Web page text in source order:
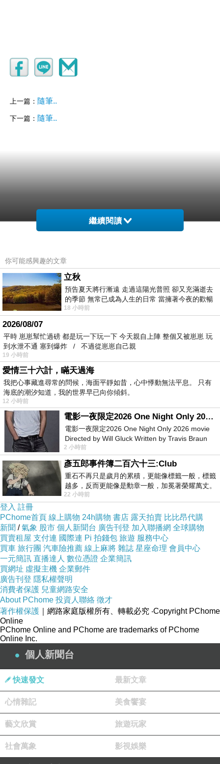
上一篇： 隨筆..
下一篇： 隨筆..
繼續閱讀
你可能感興趣的文章
立秋
預告夏天將行漸遠 走過這陽光普照 卻又充滿逝去
的季節 無常已成為人生的日常 當擁著今夜的歡暢
舒心 轉眼驟成昨日 而明晨 太陽
18 小時前
2026/08/07
平時 崽崽幫忙過磅 都是玩一下玩一下 今天親自上陣 整個又被崽崽 玩
到水泄不通 塞到爆炸 / 不過從崽崽自己親
19 小時前
愛情三十六計，瞞天過海
我把心事藏進尋常的問候，海面平靜如昔，心中悸動無法平息。 只有
海底的潮汐知道，我的世界早已向你傾斜。
12 小時前
電影一夜限定2026 One Night Only 2026 movie
電影一夜限定2026 One Night Only 2026 movie
Directed by Will Gluck Written by Travis Braun
Starring Monica Barbaro
2 小時前
彥五郎事件簿二百六十三:Club
重石不再只是歲月的累積，更能像標籤一般，標籤
越多，反而更能像是勳章一般，加冕著榮耀萬丈。
習慣一如縱容，成了再難輕輕放下的罪證
22 小時前
登入 註冊
PChome首頁 線上購物 24h購物 書店 露天拍賣 比比昂代購
新聞 /氣象 股市 個人新聞台 廣告刊登 加入聯播網 全球購物
買賣租屋 支付連 國際連 Pi 拍錢包 旅遊 服務中心
買車 旅行團 汽車險推薦 線上麻將 雜誌 星座命理 會員中心
一元簡訊 直播達人 數位憑證 企業簡訊
買網址 虛擬主機 企業郵件
廣告刊登 隱私權聲明
消費者保護 兒童網路安全
About PChome 投資人聯絡 徵才
著作權保護 ｜網路家庭版權所有、轉載必究 ‧Copyright PChome
Online
PChome Online and PChome are trademarks of PChome
Online Inc.
個人新聞台
快速發文 最新文章
心情雜記 美食饗宴
藝文欣賞 旅遊玩家
社會萬象 影視娛樂